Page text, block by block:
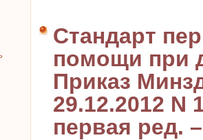
Стандарт
помощи при
Приказ
29.12.2012 N
первая ред.